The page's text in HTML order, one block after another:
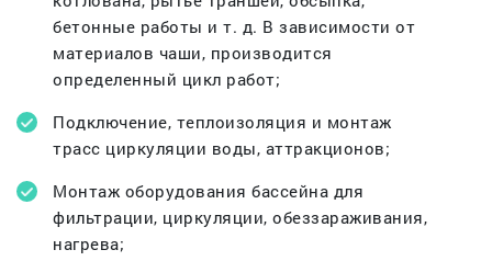
бетонные работы и т. д. В зависимости от
материалов чаши, производится
определенный цикл работ;
Подключение, теплоизоляция и монтаж
трасс циркуляции воды, аттракционов;
Монтаж оборудования бассейна для
фильтрации, циркуляции, обеззараживания,
нагрева;